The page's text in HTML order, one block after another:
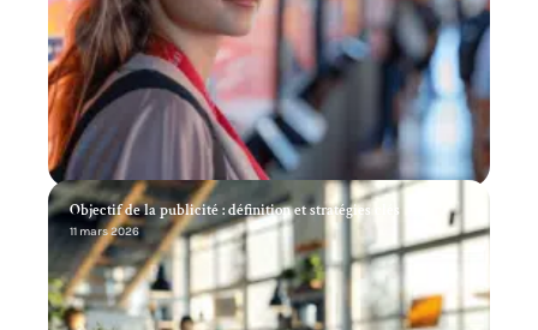
Objectif de la publicité : définition et stratégies clés
11 mars 2026